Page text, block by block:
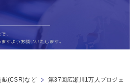
献(CSR)など
第37回広瀬川1万人プロジェ